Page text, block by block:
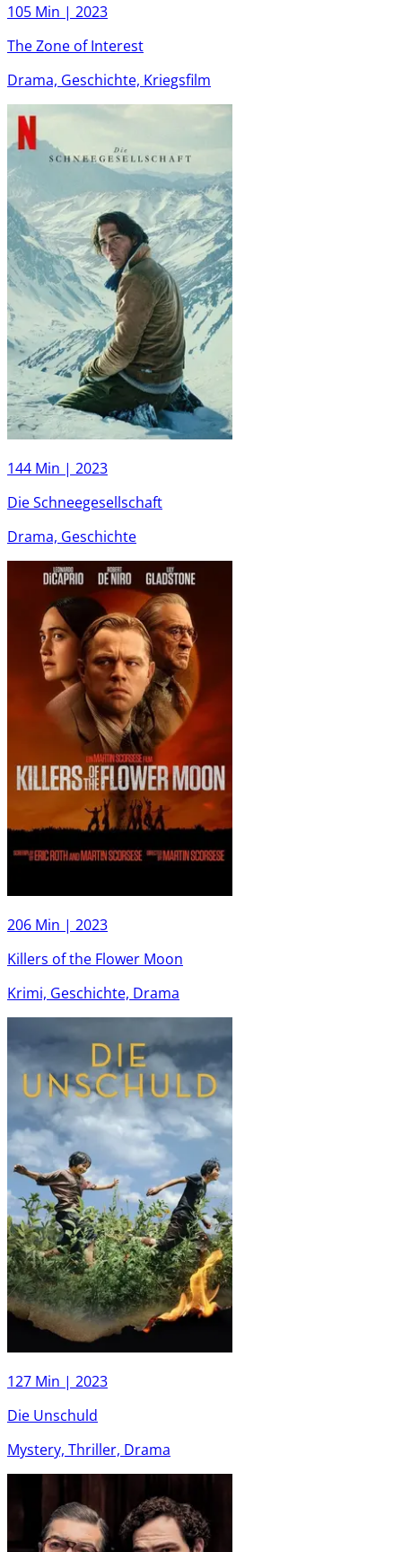
105 Min | 2023
The Zone of Interest
Drama, Geschichte, Kriegsfilm
144 Min | 2023
Die Schneegesellschaft
Drama, Geschichte
206 Min | 2023
Killers of the Flower Moon
Krimi, Geschichte, Drama
127 Min | 2023
Die Unschuld
Mystery, Thriller, Drama